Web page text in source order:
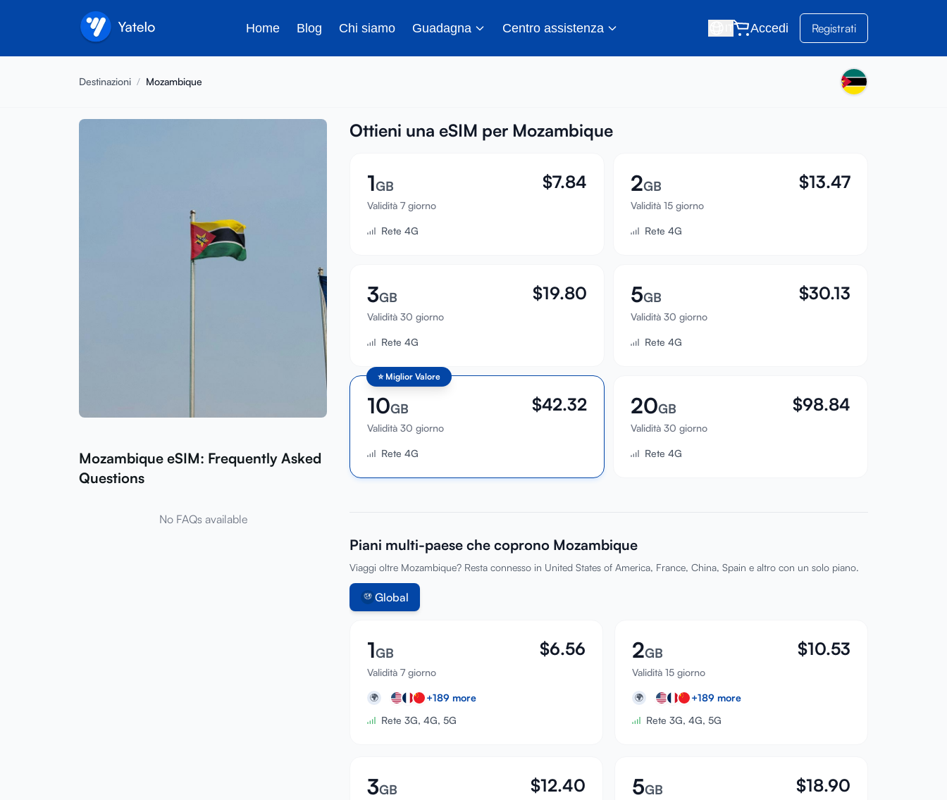
Home Blog Chi siamo Guadagna Centro assistenza Accedi Registrati
Destinazioni / Mozambique
Mozambique eSIM: Frequently Asked
Questions
No FAQs available
Ottieni una eSIM per Mozambique
1GB
Validità 7 giorno
$7.84
Rete 4G
2GB
Validità 15 giorno
$13.47
Rete 4G
3GB
Validità 30 giorno
$19.80
Rete 4G
5GB
Validità 30 giorno
$30.13
Rete 4G
⭐ Miglior Valore
10GB
Validità 30 giorno
$42.32
Rete 4G
20GB
Validità 30 giorno
$98.84
Rete 4G
Piani multi-paese che coprono Mozambique
Viaggi oltre Mozambique? Resta connesso in United States of America, France, China, Spain e altro con un solo piano.
Global
1GB
Validità 7 giorno
$6.56
🌍 +189 more
Rete 3G, 4G, 5G
2GB
Validità 15 giorno
$10.53
🌍 +189 more
Rete 3G, 4G, 5G
3GB $12.40 5GB $18.90